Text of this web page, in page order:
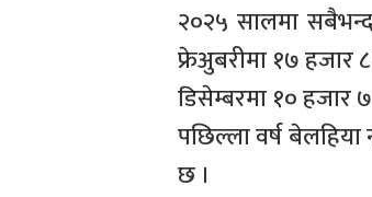
२०२५ सालमा
फ्रेअुबरीमा १७ हजार
डिसेम्बरमा १०
पछिल्ला वर्ष
छ ।